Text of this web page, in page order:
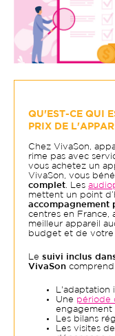
QU'EST-CE QUI
PRIX DE
Chez VivaSon,
rime pas avec
vous achetez un
VivaSon, vous
complet. Les
mettent un point
accompagnement
centres en France,
meilleur appareil
budget et de votre
Le suivi inclus
VivaSon comprend
L'adaptation
Une période
engagement
Les bilans
Les visites